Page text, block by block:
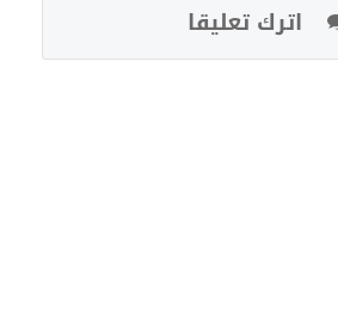
اترك تعليقا